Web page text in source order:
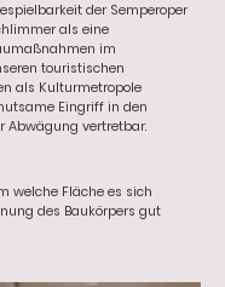
der Semperoper
als eine
im
touristischen
als Kulturmetropole
Eingriff in den
Abwägung vertretbar.
welche Fläche es sich
des Baukörpers gut